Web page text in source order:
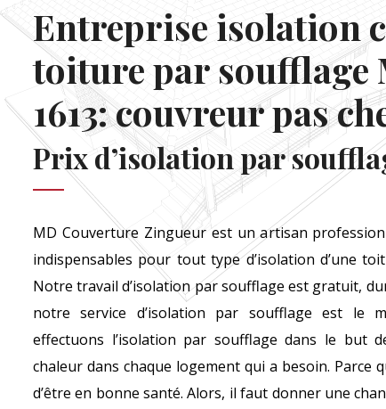
Entreprise isolation
toiture par soufflage
1613: couvreur pas
Prix d’isolation par
MD Couverture Zingueur est un artisan
indispensables pour tout type d’isolation d’une
Notre travail d’isolation par soufflage est gratuit,
notre service d’isolation par soufflage est le
effectuons l’isolation par soufflage dans le but
chaleur dans chaque logement qui a besoin. Parce
d’être en bonne santé. Alors, il faut donner une